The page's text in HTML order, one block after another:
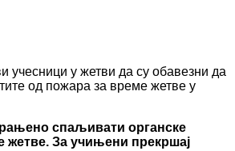
учесници у жетви да су обавезни да
од пожара за време жетве у
спаљивати органске
жетве. За учињени прекршај